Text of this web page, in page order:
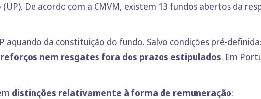
De acordo com a CMVM, existem 13 fundos abertos da
aquando da constituição do fundo. Salvo condições pré-
nem resgates fora dos prazos estipulados. Em
distinções relativamente à forma de remuneração: